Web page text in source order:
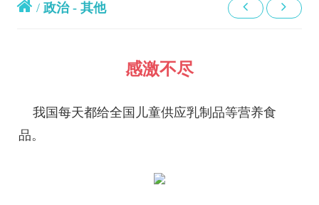
/政治 - 其他
感激不尽
我国每天都给全国儿童供应乳制品等营养食
品。